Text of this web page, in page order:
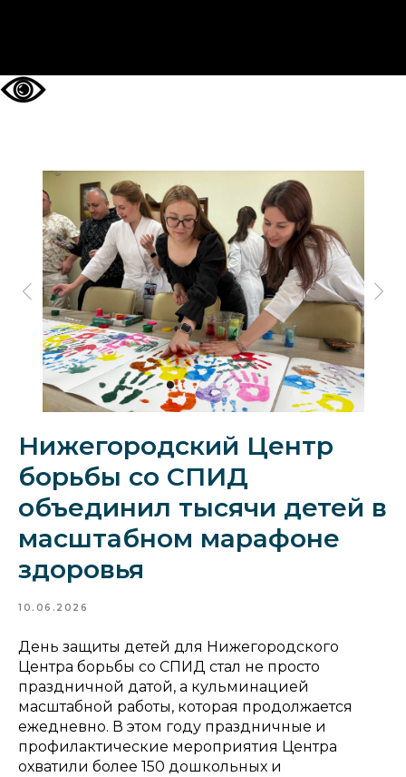
Нижегородский Центр
борьбы со СПИД
объединил тысячи детей в
масштабном марафоне
здоровья
10.06.2026
День защиты детей для Нижегородского
Центра борьбы со СПИД стал не просто
праздничной датой, а кульминацией
масштабной работы, которая продолжается
ежедневно. В этом году праздничные и
профилактические мероприятия Центра
охватили более 150 дошкольных и